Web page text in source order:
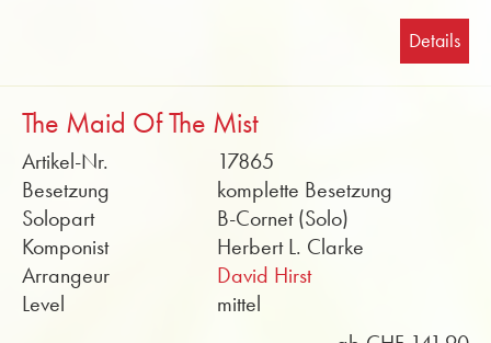
Details
The Maid Of The Mist
Artikel-Nr.
17865
Besetzung
komplette Besetzung
Solopart
B-Cornet (Solo)
Komponist
Herbert L. Clarke
Arrangeur
David Hirst
Level
mittel